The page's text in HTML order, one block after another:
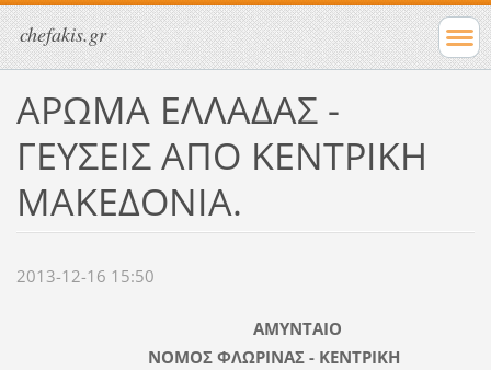
chefakis.gr
ΑΡΩΜΑ ΕΛΛΑΔΑΣ -
ΓΕΥΣΕΙΣ ΑΠΟ ΚΕΝΤΡΙΚΗ
ΜΑΚΕΔΟΝΙΑ.
2013-12-16 15:50
ΑΜΥΝΤΑΙΟ
ΝΟΜΟΣ ΦΛΩΡΙΝΑΣ - ΚΕΝΤΡΙΚΗ